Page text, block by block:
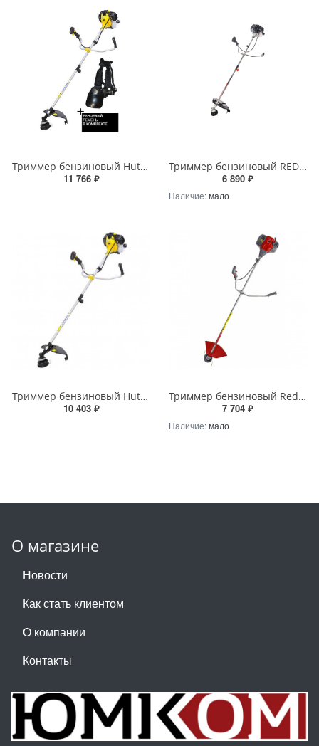
Триммер бензиновый Huter GGT-2500S
11 766 ₽
Триммер бензиновый REDVERG Basic GB43CS
6 890 ₽
Наличие:мало
Триммер бензиновый Huter GGT-1900S
10 403 ₽
Триммер бензиновый RedVerg RD-GB243
7 704 ₽
Наличие:мало
О магазине
Новости
Как стать клиентом
О компании
Контакты